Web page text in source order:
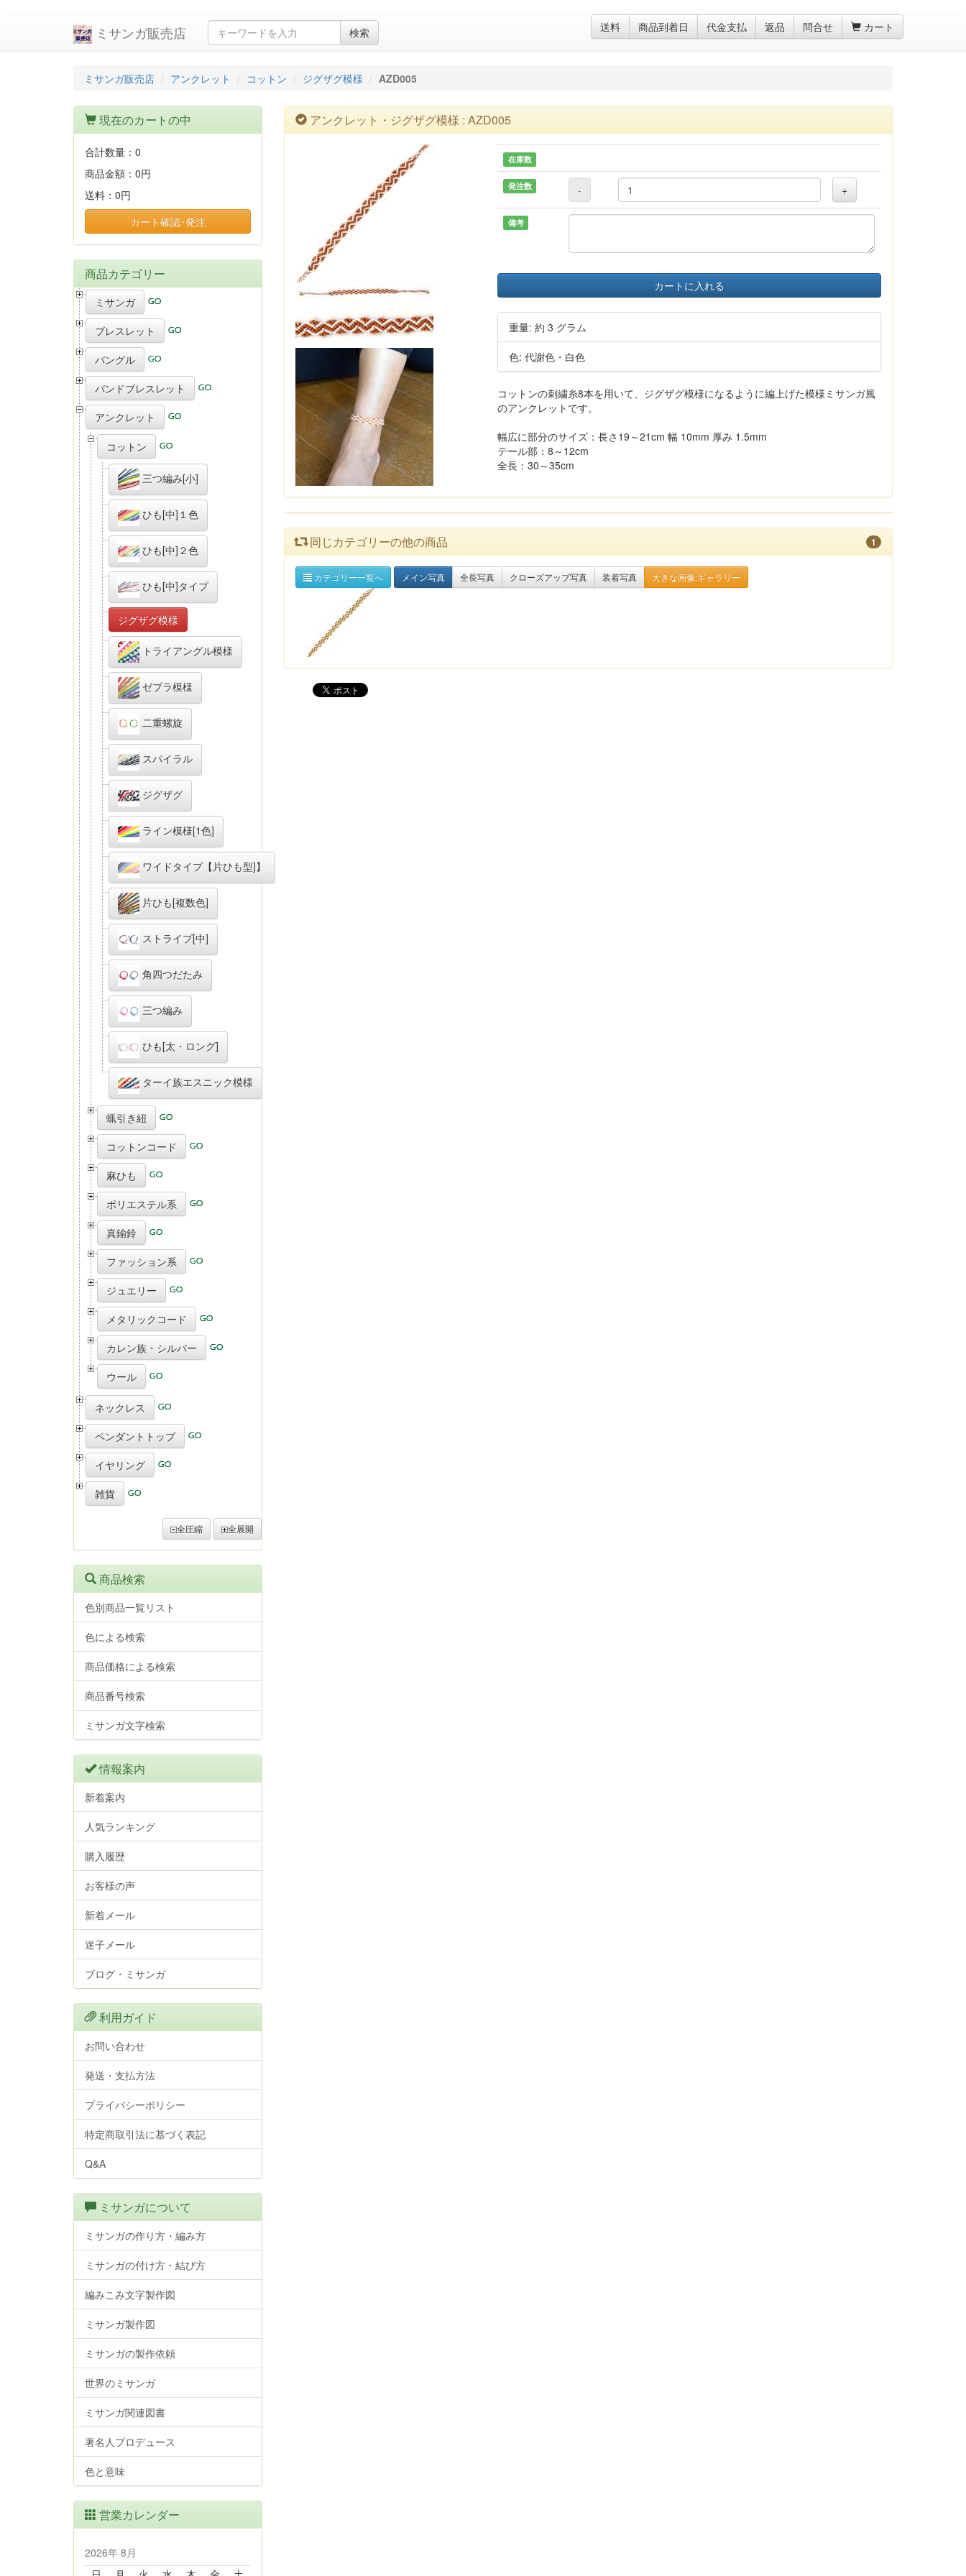
ミサンガ販売店 検索 送料 商品到着日 代金支払 返品 問合せ カート
ミサンガ販売店 アンクレット コットン ジグザグ模様 AZD005
アンクレット・ジグザグ模様 : AZD005
在庫数
発注数 - +
備考
カートに入れる
重量: 約 3 グラム
色: 代謝色・白色
コットンの刺繍糸8本を用いて、ジグザグ模様になるように編上げた模様ミサンガ風
のアンクレットです。
幅広に部分のサイズ：長さ19～21cm 幅 10mm 厚み 1.5mm
テール部：8～12cm
全長：30～35cm
同じカテゴリーの他の商品 1
カテゴリー一覧へ メイン写真 全長写真 クローズアップ写真 装着写真 大きな画像:ギャラリー
現在のカートの中
合計数量： 0
商品金額： 0円
送料： 0円
カート確認･発注
商品カテゴリー
ミサンガ
ブレスレット
バングル
バンドブレスレット
アンクレット
コットン
三つ編み[小]
ひも[中]１色
ひも[中]２色
ひも[中]タイプ
ジグザグ模様
トライアングル模様
ゼブラ模様
二重螺旋
スパイラル
ジグザグ
ライン模様[1色]
ワイドタイプ【片ひも型]】
片ひも[複数色]
ストライプ[中]
角四つだたみ
三つ編み
ひも[太・ロング]
ターイ族エスニック模様
蝋引き紐
コットンコード
麻ひも
ポリエステル系
真鍮鈴
ファッション系
ジュエリー
メタリックコード
カレン族・シルバー
ウール
ネックレス
ペンダントトップ
イヤリング
雑貨
全圧縮 全展開
商品検索
色別商品一覧リスト
色による検索
商品価格による検索
商品番号検索
ミサンガ文字検索
情報案内
新着案内
人気ランキング
購入履歴
お客様の声
新着メール
迷子メール
ブログ・ミサンガ
利用ガイド
お問い合わせ
発送・支払方法
プライバシーポリシー
特定商取引法に基づく表記
Q&A
ミサンガについて
ミサンガの作り方・編み方
ミサンガの付け方・結び方
編みこみ文字製作図
ミサンガ製作図
ミサンガの製作依頼
世界のミサンガ
ミサンガ関連図書
著名人プロデュース
色と意味
営業カレンダー
2026年 8月